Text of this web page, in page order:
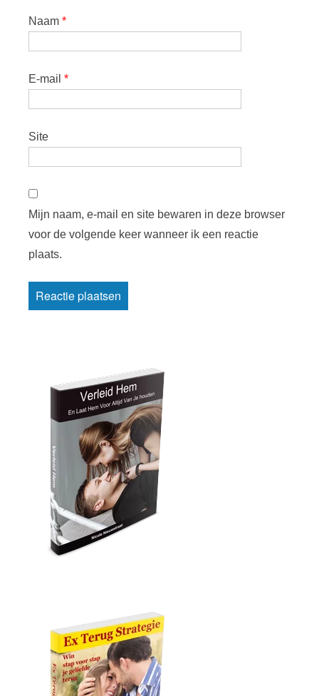
Naam *
E-mail *
Site
Mijn naam, e-mail en site bewaren in deze browser
voor de volgende keer wanneer ik een reactie
plaats.